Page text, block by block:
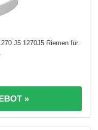
J5 1270J5 Riemen für
»